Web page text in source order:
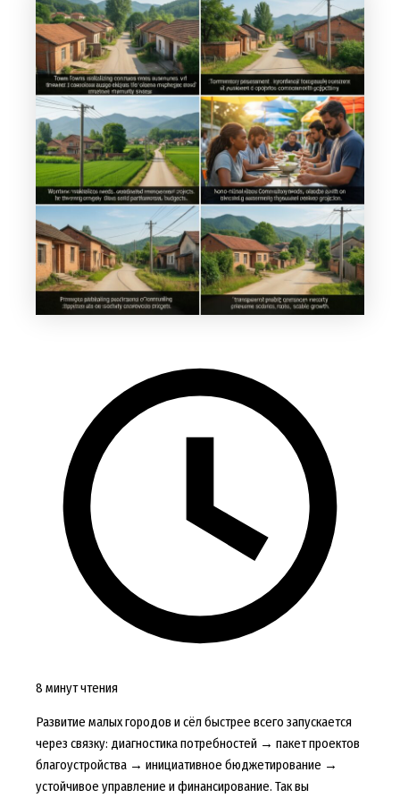
8 минут чтения
Развитие малых городов и сёл быстрее всего запускается
через связку: диагностика потребностей → пакет проектов
благоустройства → инициативное бюджетирование →
устойчивое управление и финансирование. Так вы